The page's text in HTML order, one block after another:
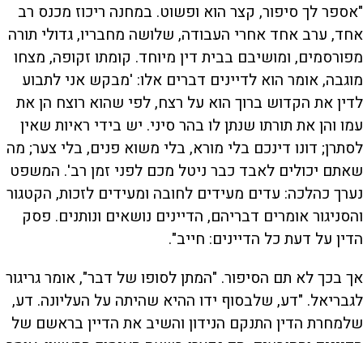
"אספר לך סיפור, קצר הוא ופשוט. במחנה ריכוז מכנס רב
אחד, ערב אחד אחרי העבודה, שלושה מחבריו, גדולי תורה
מפורסמים, ומושיבם בבית דין מיוחד. קומתו זקופה, מצחו
מוגבה, אומר הוא לדיינים דברים אלו: 'מבקש אני לתבוע
לדין את הקדוש ברוך הוא על רצח, לפי שהוא רוצח הן את
עמו והן את תורתו שנתן לו בהר סיני. יש בידי ראיות שאין
לסתרן; דונו דינכם בלי מורא, בלי משוא פנים, בלי צער; מה
שאתם יכולים לאבד כבר ניטל מכם לפני זמן רב'. המשפט
נערך כהלכה: עדים מעידים לחובה ומעידים לזכות, הקטגור
והסניגור אומרים דבריהם, הדיינים נושאים ונותנים. פסק
הדין על דעת כל הדיינים: חייב".
אך בכך לא תם הסיפור. "המתן לסופו של דבר", אומר גריגור
לגבריאל. "דע, שלבסוף ידו ההיא שהיתה על העליונה. דע,
שלמחרת הדין התנקם הנידון והשיב את הדיין בראשם של